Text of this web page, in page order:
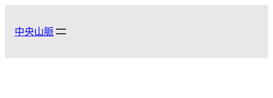
中央山脈